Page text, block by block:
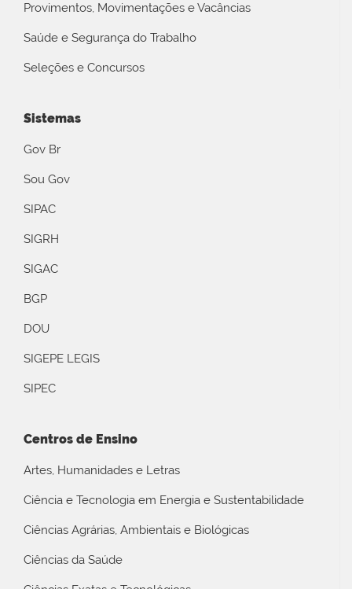
Provimentos, Movimentações e Vacâncias
Saúde e Segurança do Trabalho
Seleções e Concursos
Sistemas
Gov Br
Sou Gov
SIPAC
SIGRH
SIGAC
BGP
DOU
SIGEPE LEGIS
SIPEC
Centros de Ensino
Artes, Humanidades e Letras
Ciência e Tecnologia em Energia e Sustentabilidade
Ciências Agrárias, Ambientais e Biológicas
Ciências da Saúde